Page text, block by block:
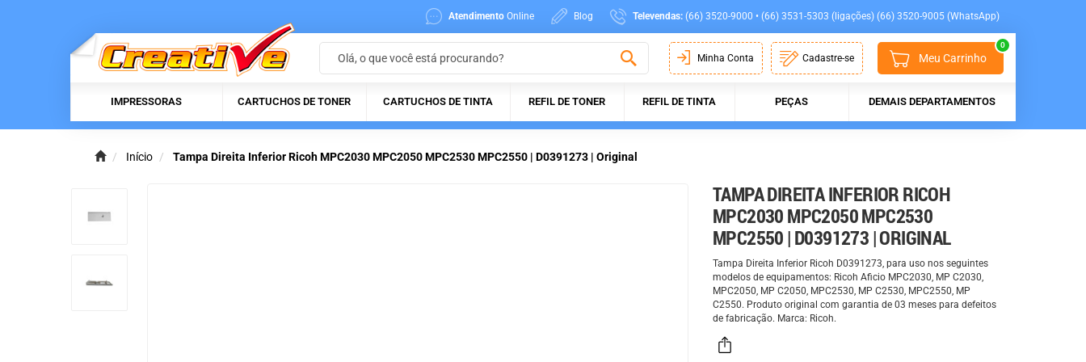
Atendimento Online Blog Televendas: (66) 3520-9000 • (66) 3531-5303 (ligações) (66) 3520-9005 (WhatsApp)
Minha Conta Cadastre-se Meu Carrinho
0
IMPRESSORAS CARTUCHOS DE TONER CARTUCHOS DE TINTA REFIL DE TONER REFIL DE TINTA PEÇAS DEMAIS DEPARTAMENTOS
Início Tampa Direita Inferior Ricoh MPC2030 MPC2050 MPC2530 MPC2550 | D0391273 | Original
TAMPA DIREITA INFERIOR RICOH
MPC2030 MPC2050 MPC2530
MPC2550 | D0391273 | ORIGINAL
Tampa Direita Inferior Ricoh D0391273, para uso nos seguintes
modelos de equipamentos: Ricoh Aficio MPC2030, MP C2030,
MPC2050, MP C2050, MPC2530, MP C2530, MPC2550, MP
C2550. Produto original com garantia de 03 meses para defeitos
de fabricação. Marca: Ricoh.